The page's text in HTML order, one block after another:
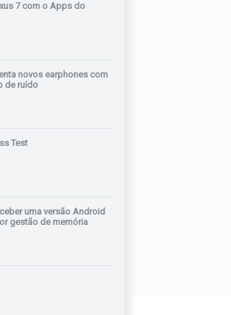
7 com o Apps do
novos earphones com
de ruído
Test
uma versão Android
gestão de memória